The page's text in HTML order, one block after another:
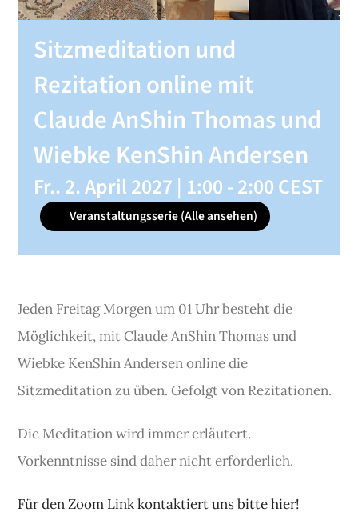
KONTAKT
Sitzmeditation und
Rezitation online mit
Claude AnShin Thomas und
Wiebke KenShin Andersen
Fr.. 2. April 2027 | 1:00-2:00CEST
Veranstaltungsserie(Alle ansehen)
Jeden Freitag Morgen um 01 Uhr besteht die
Möglichkeit, mit Claude AnShin Thomas und
Wiebke KenShin Andersen online die
Sitzmeditation zu üben. Gefolgt von Rezitationen.
Die Meditation wird immer erläutert.
Vorkenntnisse sind daher nicht erforderlich.
Für den Zoom Link kontaktiert uns bitte hier!